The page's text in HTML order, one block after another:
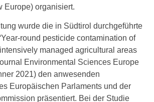
Europe) organisiert.
wurde die in Südtirol durchgeführte
round pesticide contamination of
managed agricultural areas
Environmental Sciences Europe
2021) den anwesenden
Europäischen Parlaments und der
präsentiert. Bei der Studie